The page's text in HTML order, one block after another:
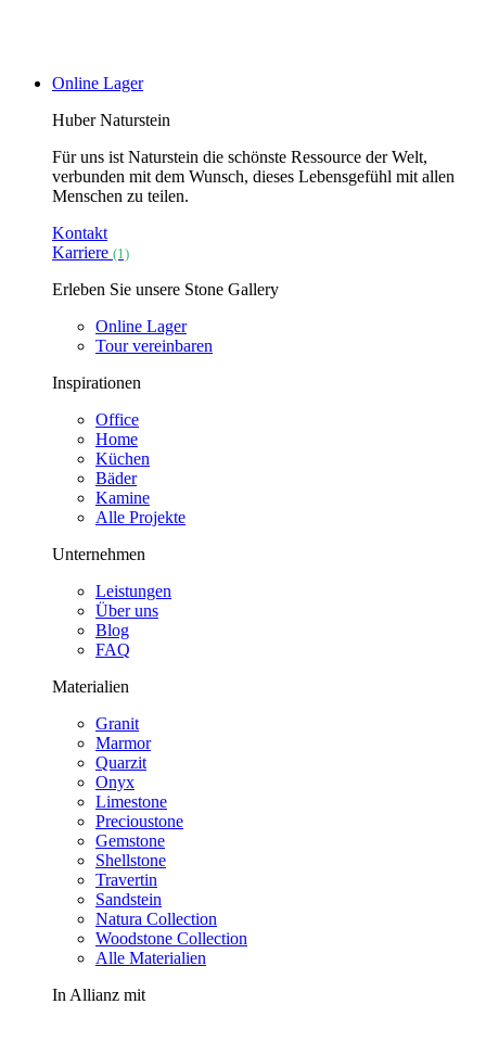
Online Lager
Huber Naturstein
Für uns ist Naturstein die schönste Ressource der Welt,
verbunden mit dem Wunsch, dieses Lebensgefühl mit allen
Menschen zu teilen.
Kontakt
Karriere (1)
Erleben Sie unsere Stone Gallery
Online Lager
Tour vereinbaren
Inspirationen
Office
Home
Küchen
Bäder
Kamine
Alle Projekte
Unternehmen
Leistungen
Über uns
Blog
FAQ
Materialien
Granit
Marmor
Quarzit
Onyx
Limestone
Precioustone
Gemstone
Shellstone
Travertin
Sandstein
Natura Collection
Woodstone Collection
Alle Materialien
In Allianz mit